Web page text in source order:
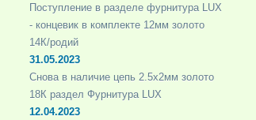
Поступление в разделе фурнитура LUX
- концевик в комплекте 12мм золото
14К/родий
31.05.2023
Снова в наличие цепь 2.5х2мм золото
18К раздел Фурнитура LUX
12.04.2023